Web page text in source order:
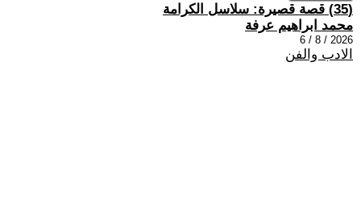
(35) قصة قصيرة: سلاسل الكرامة
محمد ابراهيم عرفة
2026 / 8 / 6
الادب والفن